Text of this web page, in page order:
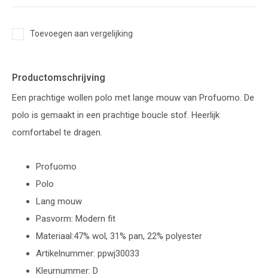
Toevoegen aan vergelijking
Productomschrijving
Een prachtige wollen polo met lange mouw van Profuomo. De
polo is gemaakt in een prachtige boucle stof. Heerlijk
comfortabel te dragen.
Profuomo
Polo
Lang mouw
Pasvorm: Modern fit
Materiaal:47% wol, 31% pan, 22% polyester
Artikelnummer: ppwj30033
Kleurnummer: D